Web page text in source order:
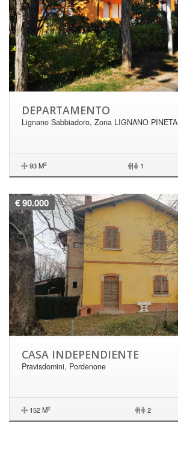
DEPARTAMENTO
Lignano Sabbiadoro, Zona LIGNANO PINETA
93 M2 | 1
€ 90.000
CASA INDEPENDIENTE
Pravisdomini, Pordenone
152 M2 | 2